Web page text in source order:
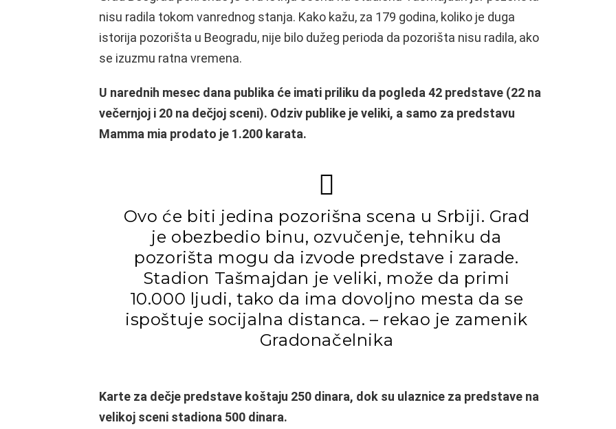
nisu radila tokom vanrednog stanja. Kako kažu, za 179 godina, koliko je duga
istorija pozorišta u Beogradu, nije bilo dužeg perioda da pozorišta nisu radila, ako
se izuzmu ratna vremena.
U narednih mesec dana publika će imati priliku da pogleda 42 predstave (22 na
večernjoj i 20 na dečjoj sceni). Odziv publike je veliki, a samo za predstavu
Mamma mia prodato je 1.200 karata.
Ovo će biti jedina pozorišna scena u Srbiji. Grad
je obezbedio binu, ozvučenje, tehniku da
pozorišta mogu da izvode predstave i zarade.
Stadion Tašmajdan je veliki, može da primi
10.000 ljudi, tako da ima dovoljno mesta da se
ispoštuje socijalna distanca. – rekao je zamenik
Gradonačelnika
Karte za dečje predstave koštaju 250 dinara, dok su ulaznice za predstave na
velikoj sceni stadiona 500 dinara.